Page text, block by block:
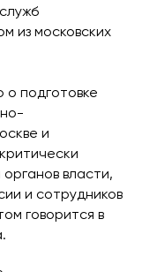
из московских
подготовке
и
власти,
и сотрудников
говорится в